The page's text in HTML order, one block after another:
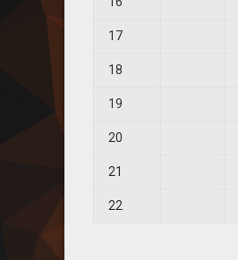
17
18
19
20
21
22